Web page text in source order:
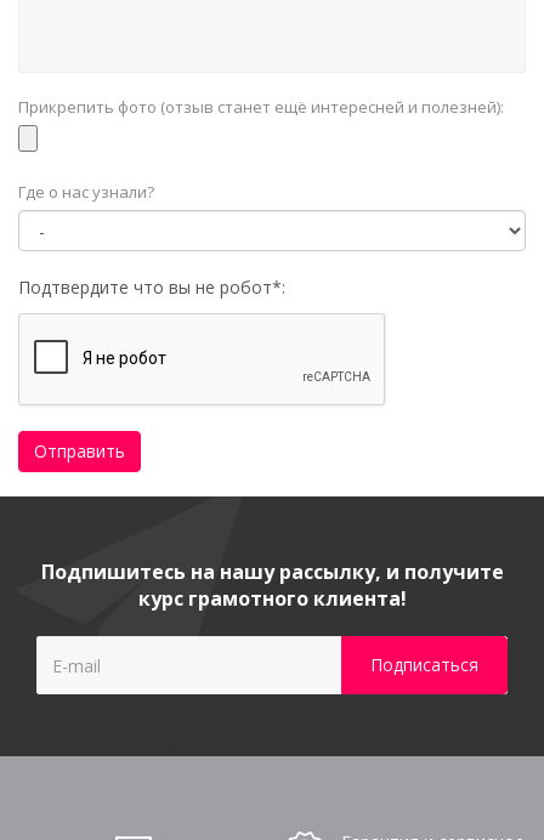
Прикрепить фото (отзыв станет ещё интересней и полезней):
Где о нас узнали?
Подтвердите что вы не робот*:
Отправить
Подпишитесь на нашу рассылку, и получите
курс грамотного клиента!